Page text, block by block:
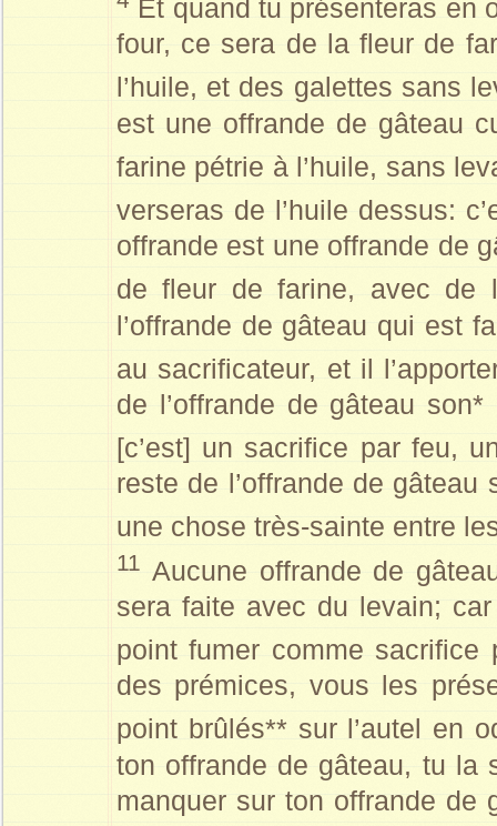
Et quand tu présenteras en
four, ce sera de la fleur de
l’huile, et des galettes sans
est une offrande de gâteau
farine pétrie à l’huile, sans
verseras de l’huile dessus:
offrande est une offrande de
de fleur de farine, avec de
l’offrande de gâteau qui est
au sacrificateur, et il
de l’offrande de gâteau
[c’est] un sacrifice par feu,
reste de l’offrande de gâteau
une chose très-sainte entre
11
Aucune offrande de
sera faite avec du levain;
point fumer comme sacrifice
des prémices, vous les
point brûlés** sur l’autel en
ton offrande de gâteau, tu la
manquer sur ton offrande de